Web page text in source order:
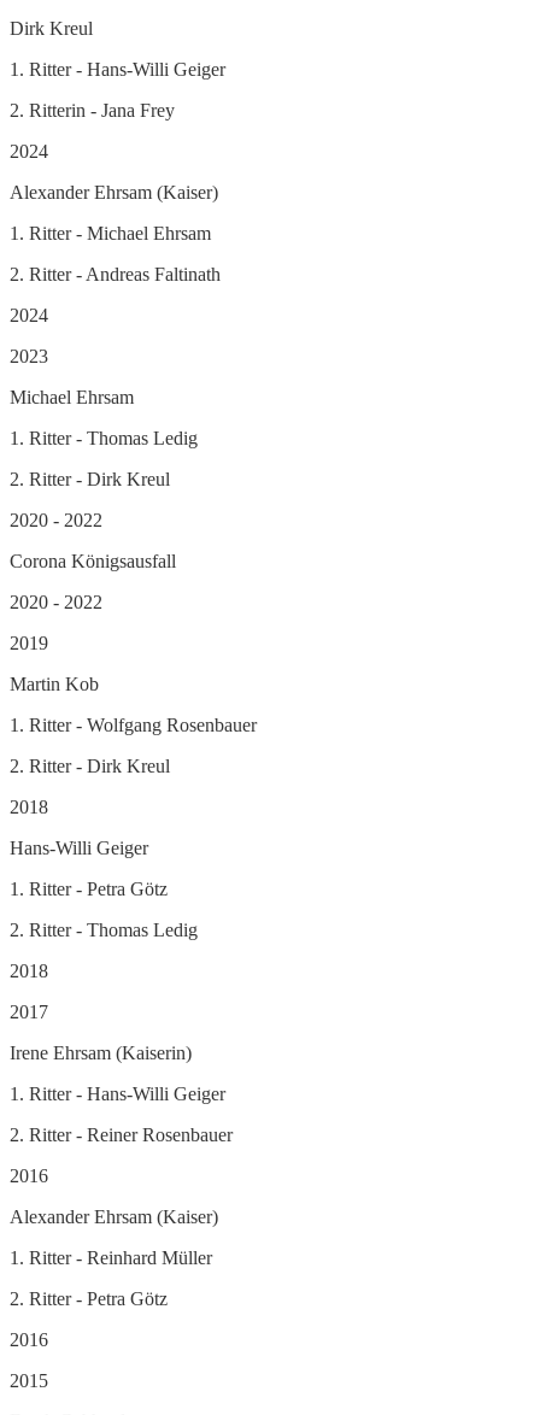
Dirk Kreul
1. Ritter - Hans-Willi Geiger
2. Ritterin - Jana Frey
2024
Alexander Ehrsam (Kaiser)
1. Ritter - Michael Ehrsam
2. Ritter - Andreas Faltinath
2024
2023
Michael Ehrsam
1. Ritter - Thomas Ledig
2. Ritter - Dirk Kreul
2020 - 2022
Corona Königsausfall
2020 - 2022
2019
Martin Kob
1. Ritter - Wolfgang Rosenbauer
2. Ritter - Dirk Kreul
2018
Hans-Willi Geiger
1. Ritter - Petra Götz
2. Ritter - Thomas Ledig
2018
2017
Irene Ehrsam (Kaiserin)
1. Ritter - Hans-Willi Geiger
2. Ritter - Reiner Rosenbauer
2016
Alexander Ehrsam (Kaiser)
1. Ritter - Reinhard Müller
2. Ritter - Petra Götz
2016
2015